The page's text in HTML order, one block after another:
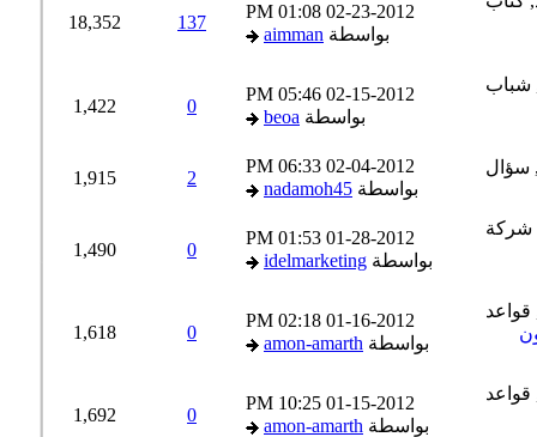
02-23-2012
01:08 PM
بواسطةaimman
137
18,352
02-15-2012
05:46 PM
بواسطةbeoa
1,422
02-04-2012
06:33 PM
بواسطةnadamoh45
1,915
01-28-2012
01:53 PM
بواسطةidelmarketing
1,490
01-16-2012
02:18 PM
بواسطةamon-amarth
1,618
01-15-2012
10:25 PM
بواسطةamon-amarth
1,692